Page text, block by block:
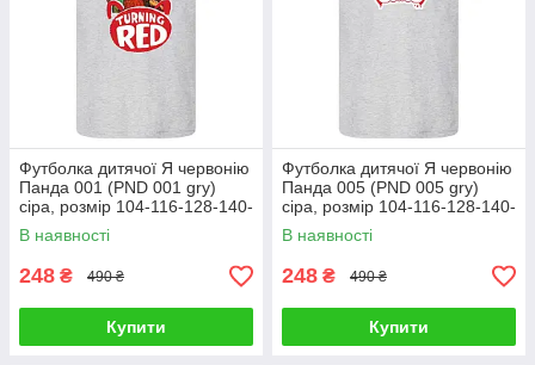
Футболка дитячої Я червонію
Панда 001 (PND 001 gry)
сіра, розмір 104-116-128-140-
152-164 см
В наявності
248 ₴ 490 ₴
Купити
Футболка дитячої Я червонію
Панда 005 (PND 005 gry)
сіра, розмір 104-116-128-140-
152-164 см
В наявності
248 ₴ 490 ₴
Купити